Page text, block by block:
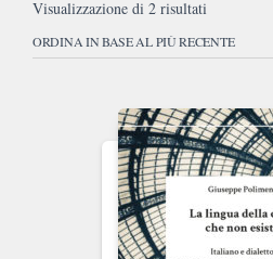
Visualizzazione di 2 risultati
base
recente